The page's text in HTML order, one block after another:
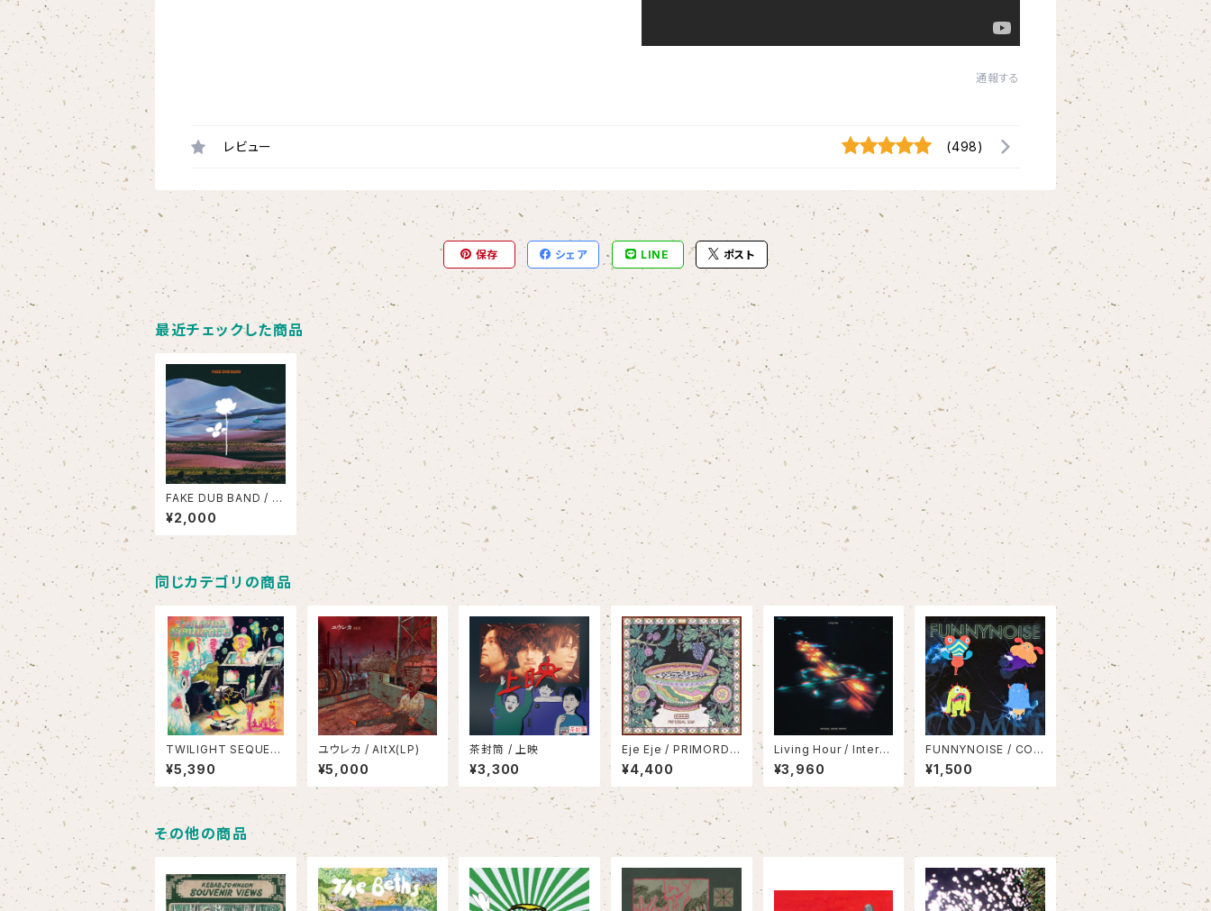
通報する
レビュー (498)
保存 シェア LINE ポスト
最近チェックした商品
FAKE DUB BAND / F
AKE DUB BAND
¥2,000
同じカテゴリの商品
TWILIGHT SEQUEN
CE / OUTLINE OF N
ATURE(LP)
¥5,390
ユウレカ / AltX(LP)
¥5,000
茶封筒 / 上映
¥3,300
Eje Eje / PRIMORDIA
L SOUP(LP)
¥4,400
Living Hour / Intern
al Drone Infinity(LP)
¥3,960
FUNNYNOISE / COM
ET
¥1,500
その他の商品